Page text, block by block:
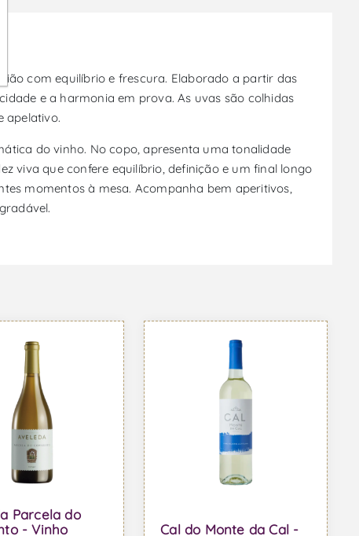
com equilíbrio e frescura. Elaborado a partir das
e a harmonia em prova. As uvas são colhidas
apelativo.
do vinho. No copo, apresenta uma tonalidade
viva que confere equilíbrio, definição e um final longo
momentos à mesa. Acompanha bem aperitivos,
Parcela do
- Vinho
Cal do Monte da Cal -